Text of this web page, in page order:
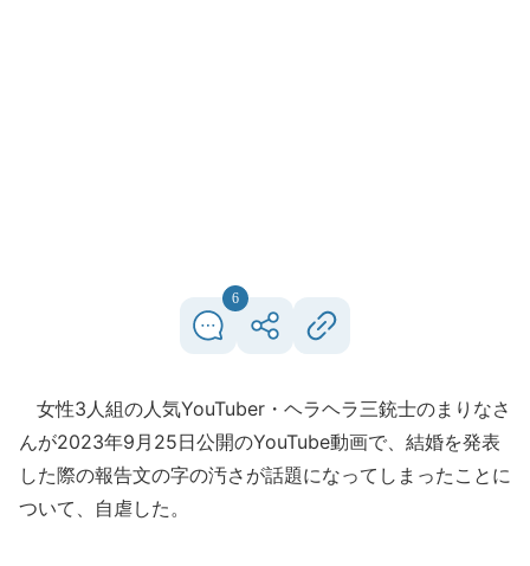
6
女性3人組の人気YouTuber・ヘラヘラ三銃士のまりなさ
んが2023年9月25日公開のYouTube動画で、結婚を発表
した際の報告文の字の汚さが話題になってしまったことに
ついて、自虐した。